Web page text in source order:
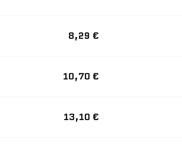
8,29 €
10,70 €
13,10 €